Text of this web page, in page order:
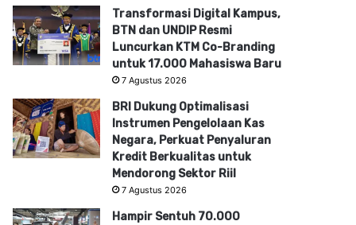
Transformasi Digital Kampus,
BTN dan UNDIP Resmi
Luncurkan KTM Co-Branding
untuk 17.000 Mahasiswa Baru
7 Agustus 2026
BRI Dukung Optimalisasi
Instrumen Pengelolaan Kas
Negara, Perkuat Penyaluran
Kredit Berkualitas untuk
Mendorong Sektor Riil
7 Agustus 2026
Hampir Sentuh 70.000